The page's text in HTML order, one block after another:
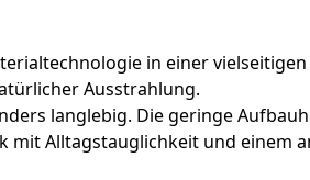
in einer
Ausstrahlung.
langlebig. Die geringe
mit Alltagstauglichkeit und einem